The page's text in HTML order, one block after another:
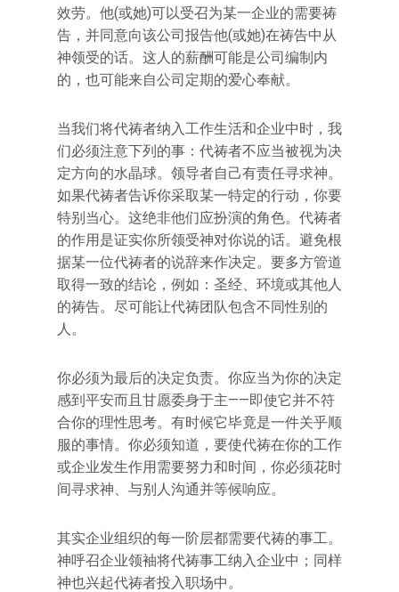
效劳。他(或她)可以受召为某一企业的需要祷
告，并同意向该公司报告他(或她)在祷告中从
神领受的话。这人的薪酬可能是公司编制内
的，也可能来自公司定期的爱心奉献。
当我们将代祷者纳入工作生活和企业中时，我
们必须注意下列的事：代祷者不应当被视为决
定方向的水晶球。领导者自己有责任寻求神。
如果代祷者告诉你采取某一特定的行动，你要
特别当心。这绝非他们应扮演的角色。代祷者
的作用是证实你所领受神对你说的话。避免根
据某一位代祷者的说辞来作决定。要多方管道
取得一致的结论，例如：圣经、环境或其他人
的祷告。尽可能让代祷团队包含不同性别的
人。
你必须为最后的决定负责。你应当为你的决定
感到平安而且甘愿委身于主——即使它并不符
合你的理性思考。有时候它毕竟是一件关乎顺
服的事情。你必须知道，要使代祷在你的工作
或企业发生作用需要努力和时间，你必须花时
间寻求神、与别人沟通并等候响应。
其实企业组织的每一阶层都需要代祷的事工。
神呼召企业领袖将代祷事工纳入企业中；同样
神也兴起代祷者投入职场中。